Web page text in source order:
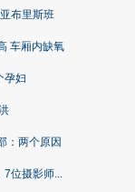
布里斯班
车厢内缺氧
孕妇
：两个原因
7位摄影师...